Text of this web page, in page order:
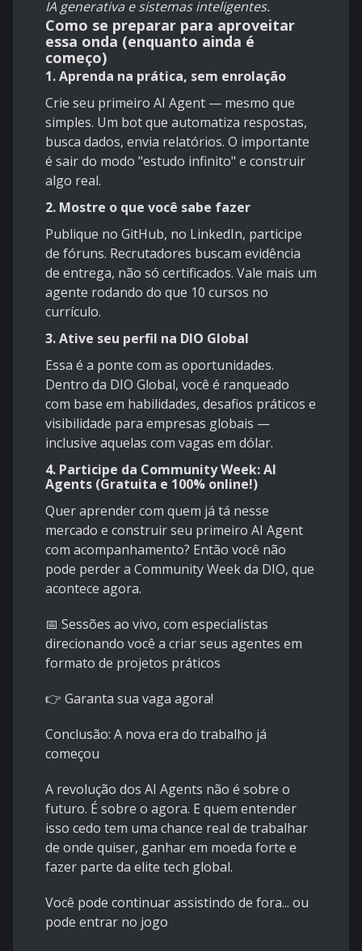
IA generativa e sistemas inteligentes.
Como se preparar para aproveitar
essa onda (enquanto ainda é
começo)
1. Aprenda na prática, sem enrolação
Crie seu primeiro AI Agent — mesmo que
simples. Um bot que automatiza respostas,
busca dados, envia relatórios. O importante
é sair do modo "estudo infinito" e construir
algo real.
2. Mostre o que você sabe fazer
Publique no GitHub, no LinkedIn, participe
de fóruns. Recrutadores buscam evidência
de entrega, não só certificados. Vale mais um
agente rodando do que 10 cursos no
currículo.
3. Ative seu perfil na DIO Global
Essa é a ponte com as oportunidades.
Dentro da DIO Global, você é ranqueado
com base em habilidades, desafios práticos e
visibilidade para empresas globais —
inclusive aquelas com vagas em dólar.
4. Participe da Community Week: AI
Agents (Gratuita e 100% online!)
Quer aprender com quem já tá nesse
mercado e construir seu primeiro AI Agent
com acompanhamento? Então você não
pode perder a Community Week da DIO, que
acontece agora.
📅 Sessões ao vivo, com especialistas
direcionando você a criar seus agentes em
formato de projetos práticos
👉 Garanta sua vaga agora!
Conclusão: A nova era do trabalho já
começou
A revolução dos AI Agents não é sobre o
futuro. É sobre o agora. E quem entender
isso cedo tem uma chance real de trabalhar
de onde quiser, ganhar em moeda forte e
fazer parte da elite tech global.
Você pode continuar assistindo de fora... ou
pode entrar no jogo